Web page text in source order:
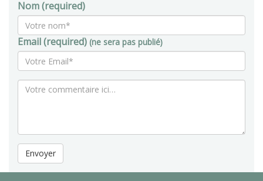
Nom (required)
Email (required) (ne sera pas publié)
Envoyer